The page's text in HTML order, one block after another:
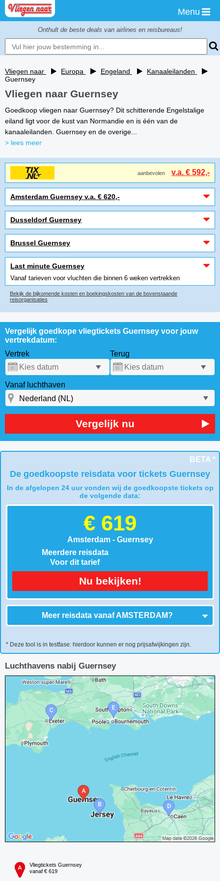
Menu
Onthult de beste deals van airlines en reisbureaus!
Vliegen naar Europa Engeland
Kanaaleilanden
Guernsey
Vliegen naar Guernsey
Goedkoop vliegen naar Guernsey? Dit schitterende Engelstalige
eiland ligt voor de kust van Normandie en is één van de
kanaaleilanden. Guernsey en de overige...
> lees meer
aanbevolen v.a. € 592,-
Amsterdam Guernsey v.a. € 620,-
Dusseldorf Guernsey
Brussel Guernsey
Last minute Guernsey
Vanaf tarieven voor vluchten die binnen 6 weken vertrekken
Bekijk de bijkomende kosten en boekingskosten van de bovenstaande
reisorganisaties
Vergelijk goedkope vliegtickets Guernsey voor jouw
vertrekdatum:
Vertrek
Terug
Vanaf luchthaven
Vergelijk nu
BETA *
De goedkoopste reisdata voor tickets Guernsey
In de afgelopen 24 uur vonden wij de goedkoopste tickets op
de volgende data:
€ 619
Amsterdam - Guernsey
Meerdere reisdata
Voor dit tarief
Nu bekijken!
Meer reisdata vanafAMSTERDAM?
* Deze tool is in testfase: hierdoor kunnen er nog prijsafwijkingen zijn.
Luchthavens nabij Guernsey
Vliegtickets Guernsey
vanaf € 619